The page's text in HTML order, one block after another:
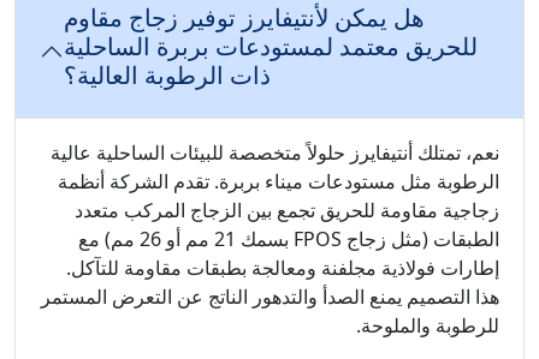
هل يمكن لأنتيفايرز توفير زجاج مقاوم
للحريق معتمد لمستودعات بربرة الساحلية
ذات الرطوبة العالية؟
نعم، تمتلك أنتيفايرز حلولاً متخصصة للبيئات الساحلية عالية
الرطوبة مثل مستودعات ميناء بربرة. تقدم الشركة أنظمة
زجاجية مقاومة للحريق تجمع بين الزجاج المركب متعدد
الطبقات (مثل زجاج FPOS بسمك 21 مم أو 26 مم) مع
إطارات فولاذية مجلفنة ومعالجة بطبقات مقاومة للتآكل.
هذا التصميم يمنع الصدأ والتدهور الناتج عن التعرض المستمر
للرطوبة والملوحة.